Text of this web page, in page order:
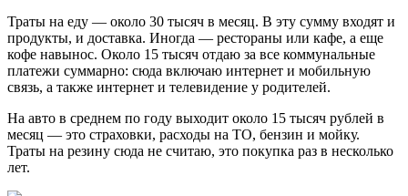
Траты на еду — около 30 тысяч в месяц. В эту сумму входят и
продукты, и доставка. Иногда — рестораны или кафе, а еще
кофе навынос. Около 15 тысяч отдаю за все коммунальные
платежи суммарно: сюда включаю интернет и мобильную
связь, а также интернет и телевидение у родителей.
На авто в среднем по году выходит около 15 тысяч рублей в
месяц — это страховки, расходы на ТО, бензин и мойку.
Траты на резину сюда не считаю, это покупка раз в несколько
лет.